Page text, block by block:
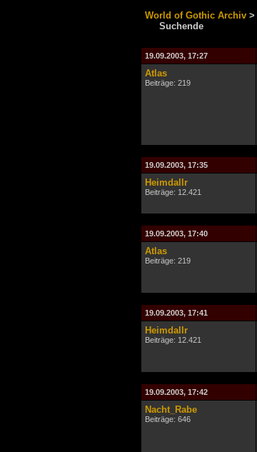
World of Gothic Archiv >
Suchende
19.09.2003, 17:27
Atlas
Beiträge: 219
19.09.2003, 17:35
Heimdallr
Beiträge: 12.421
19.09.2003, 17:40
Atlas
Beiträge: 219
19.09.2003, 17:41
Heimdallr
Beiträge: 12.421
19.09.2003, 17:42
Nacht_Rabe
Beiträge: 646